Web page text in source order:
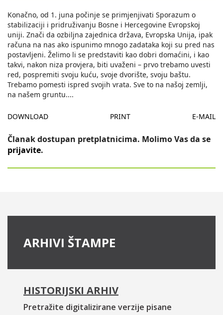
Konačno, od 1. juna počinje se primjenjivati Sporazum o
stabilizaciji i pridruživanju Bosne i Hercegovine Evropskoj
uniji. Znači da ozbiljna zajednica država, Evropska Unija, ipak
računa na nas ako ispunimo mnogo zadataka koji su pred nas
postavljeni. Želimo li se predstaviti kao dobri domaćini, i kao
takvi, nakon niza provjera, biti uvaženi – prvo trebamo uvesti
red, pospremiti svoju kuću, svoje dvorište, svoju baštu.
Trebamo pomesti ispred svojih vrata. Sve to na našoj zemlji,
na našem gruntu....
DOWNLOAD PRINT E-MAIL
Članak dostupan pretplatnicima. Molimo Vas da se
prijavite.
ARHIVI ŠTAMPE
HISTORIJSKI ARHIV
Pretražite digitalizirane verzije pisane